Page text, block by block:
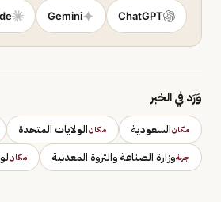
ChatGPT
Gemini
وَرَد في الخبر
مكانالسعودية مكانالولايات المتحدة
جهةوزارة الصناعة والثروة المعدنية مكان